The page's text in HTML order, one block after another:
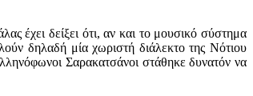
έχει δείξει ότι, αν και το μουσικό σύστημα
δηλαδή μία χωριστή διάλεκτο της Νότιου
Σαρακατσάνοι στάθηκε δυνατόν να